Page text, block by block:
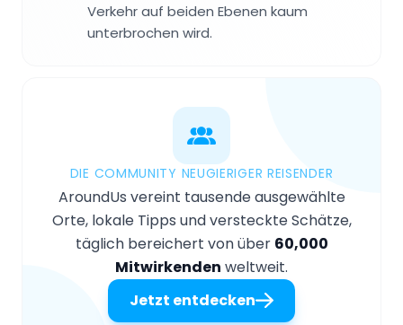
Verkehr auf beiden Ebenen kaum
unterbrochen wird.
DIE COMMUNITY NEUGIERIGER REISENDER
AroundUs vereint tausende ausgewählte
Orte, lokale Tipps und versteckte Schätze,
täglich bereichert von über 60,000
Mitwirkenden weltweit.
Jetzt entdecken